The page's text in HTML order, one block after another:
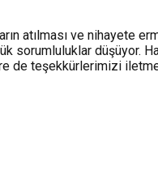
atılması ve nihayete
sorumluluklar düşüyor.
de teşekkürlerimizi